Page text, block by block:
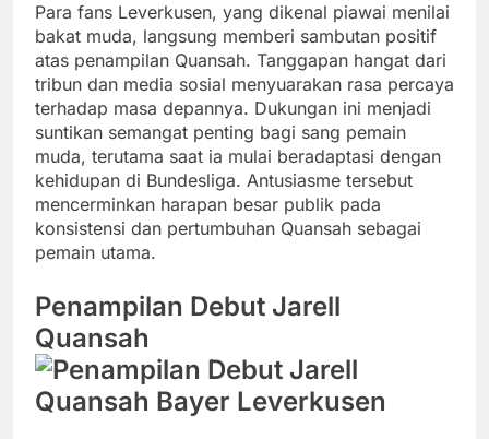
Para fans Leverkusen, yang dikenal piawai menilai
bakat muda, langsung memberi sambutan positif
atas penampilan Quansah. Tanggapan hangat dari
tribun dan media sosial menyuarakan rasa percaya
terhadap masa depannya. Dukungan ini menjadi
suntikan semangat penting bagi sang pemain
muda, terutama saat ia mulai beradaptasi dengan
kehidupan di Bundesliga. Antusiasme tersebut
mencerminkan harapan besar publik pada
konsistensi dan pertumbuhan Quansah sebagai
pemain utama.
Penampilan Debut Jarell
Quansah